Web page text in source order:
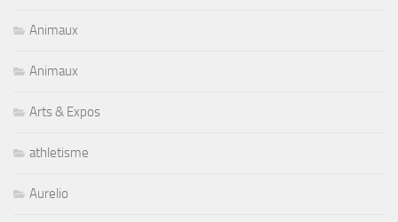
Animaux
Animaux
Arts & Expos
athletisme
Aurelio